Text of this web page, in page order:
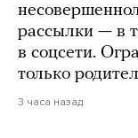
рассылки — в
в соцсети.
только
3 часа назад